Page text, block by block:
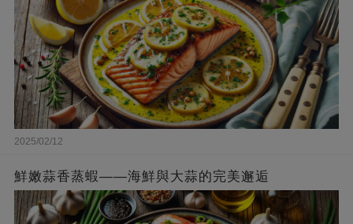
2025/02/12
鮮嫩蒜香蒸蝦——海鮮與大蒜的完美邂逅